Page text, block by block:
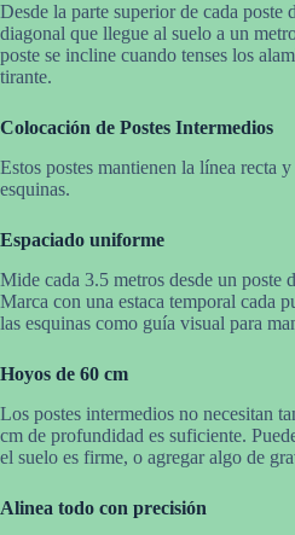
Desde la parte superior de cada poste
diagonal que llegue al suelo a un
poste se incline cuando tenses los
tirante.
Colocación de Postes Intermedios
Estos postes mantienen la línea recta
esquinas.
Espaciado uniforme
Mide cada 3.5 metros desde un poste
Marca con una estaca temporal cada
las esquinas como guía visual para
Hoyos de 60 cm
Los postes intermedios no necesitan
cm de profundidad es suficiente.
el suelo es firme, o agregar algo de
Alinea todo con precisión